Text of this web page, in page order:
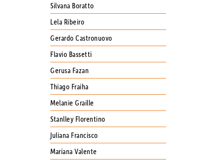
Silvana Boratto
Lela Ribeiro
Gerardo Castronuovo
Flavio Bassetti
Gerusa Fazan
Thiago Fraiha
Melanie Graille
Stanlley Florentino
Juliana Francisco
Mariana Valente